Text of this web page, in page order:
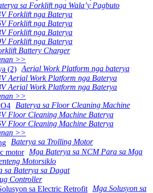
sa Forklift nga Wala’y Pagbuto
Forklift nga Baterya
Forklift nga Baterya
Forklift nga Baterya
Forklift nga Baterya
Battery Charger
>>
Aerial Work Platform nga baterya
Aerial Work Platform nga Baterya
Aerial Work Platform nga Baterya
>>
Baterya sa Floor Cleaning Machine
Floor Cleaning Machine Baterya
Floor Cleaning Machine Baterya
>>
Baterya sa Trolling Motor
Mga Baterya sa NCM Para sa Mga
Motorsiklo
sa Baterya sa Dagat
Controller
Mga Solusyon sa